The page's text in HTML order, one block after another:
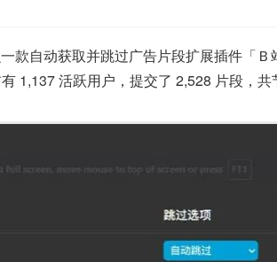
款自动获取并跳过广告片段扩展插件「
1,137 活跃用户，提交了 2,528 片段，共